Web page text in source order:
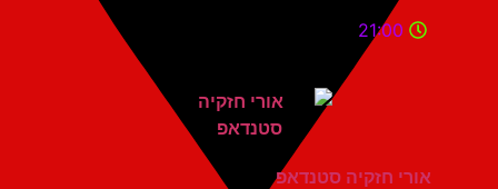
21:00
אורי חזקיה סטנדאפ